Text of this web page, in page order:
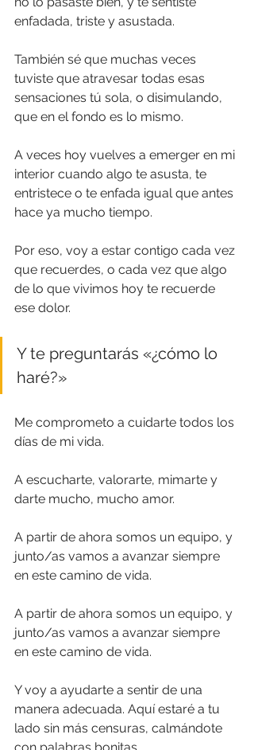
enfadada, triste y asustada.
También sé que muchas veces
tuviste que atravesar todas esas
sensaciones tú sola, o disimulando,
que en el fondo es lo mismo.
A veces hoy vuelves a emerger en mi
interior cuando algo te asusta, te
entristece o te enfada igual que antes
hace ya mucho tiempo.
Por eso, voy a estar contigo cada vez
que recuerdes, o cada vez que algo
de lo que vivimos hoy te recuerde
ese dolor.
Y te preguntarás «¿cómo lo
haré?»
Me comprometo a cuidarte todos los
días de mi vida.
A escucharte, valorarte, mimarte y
darte mucho, mucho amor.
A partir de ahora somos un equipo, y
junto/as vamos a avanzar siempre
en este camino de vida.
A partir de ahora somos un equipo, y
junto/as vamos a avanzar siempre
en este camino de vida.
Y voy a ayudarte a sentir de una
manera adecuada. Aquí estaré a tu
lado sin más censuras, calmándote